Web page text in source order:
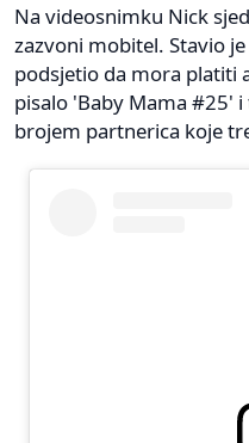
Na videosnimku Nick
zazvoni mobitel. Stavio
podsjetio da mora platiti
pisalo 'Baby Mama #25'
brojem partnerica koje